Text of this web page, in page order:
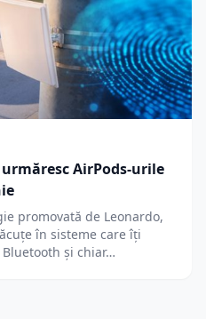
AirPods-urile
promovată de Leonardo,
în sisteme care îți
și chiar…